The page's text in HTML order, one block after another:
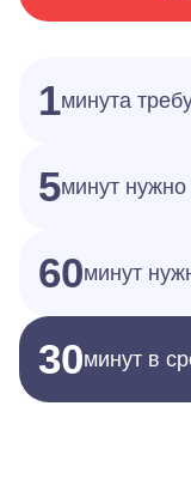
1минута
5минут
60минут
30минут в